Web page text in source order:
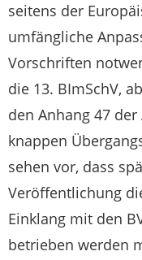
seitens der
umfängliche
Vorschriften
die 13. BImSchV,
den Anhang 47
knappen
sehen vor, dass
Veröffentlichung
Einklang mit den
betrieben werden